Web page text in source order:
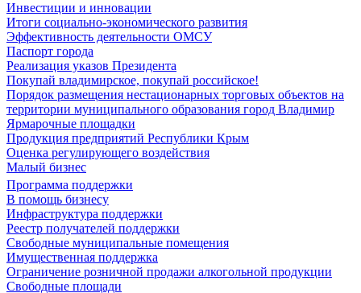
Инвестиции и инновации
Итоги социально-экономического развития
Эффективность деятельности ОМСУ
Паспорт города
Реализация указов Президента
Покупай владимирское, покупай российское!
Порядок размещения нестационарных торговых объектов на
территории муниципального образования город Владимир
Ярмарочные площадки
Продукция предприятий Республики Крым
Оценка регулирующего воздействия
Малый бизнес
Программа поддержки
В помощь бизнесу
Инфраструктура поддержки
Реестр получателей поддержки
Свободные муниципальные помещения
Имущественная поддержка
Ограничение розничной продажи алкогольной продукции
Свободные площади